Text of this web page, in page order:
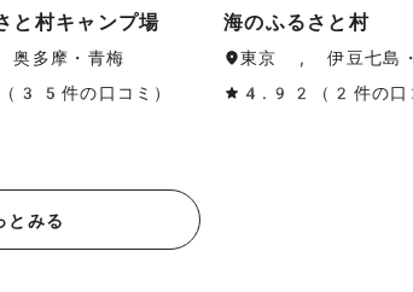
と村キャンプ場
多摩・青梅
件の口コミ）
海のふるさと村
東京 , 伊豆七島
4.92（2件の口
とみる